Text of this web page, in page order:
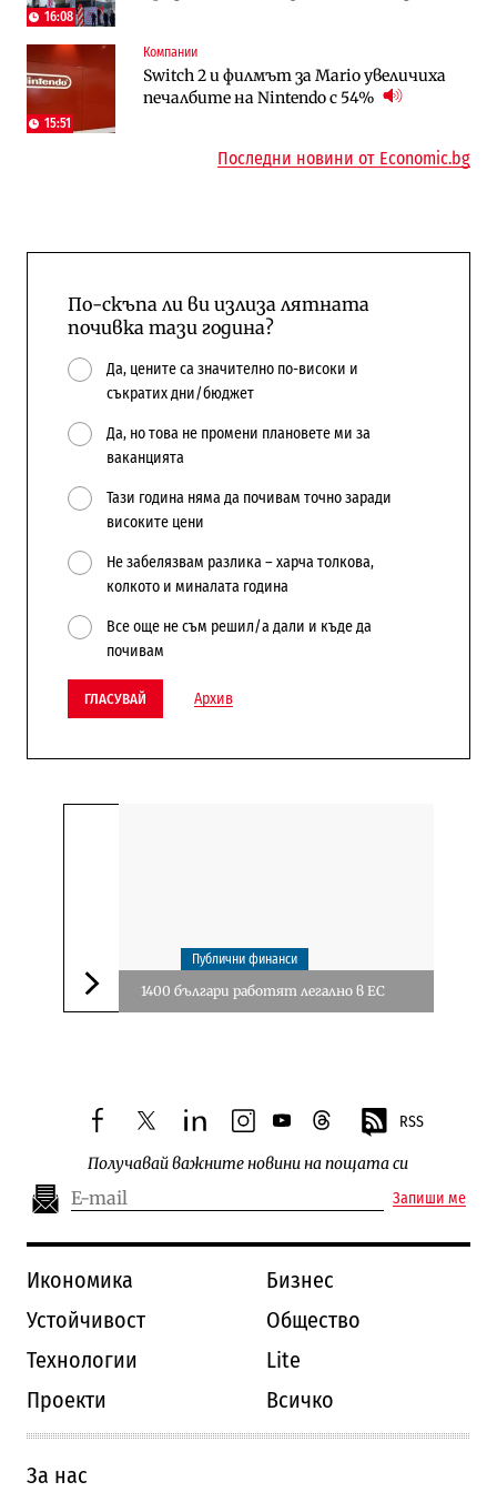
16:08
15:51
Компании
Switch 2 и филмът за Mario увеличиха
печалбите на Nintendo с 54%
Публични финанси
Общините вече зависят от
централната власт за 75% от
Отрасли
Жилищата в България поскъпват при
намаляващо население и все повече
Последни новини от Economic.bg
По-скъпа ли ви излиза лятната
почивка тази година?
Да, цените са значително по-високи и
съкратих дни/бюджет
Да, но това не промени плановете ми за
ваканцията
Тази година няма да почивам точно заради
високите цени
Не забелязвам разлика – харча толкова,
колкото и миналата година
Все още не съм решил/а дали и къде да
почивам
ГЛАСУВАЙ Архив
Следваща новина
Публични финанси
1400 българи работят легално в ЕС
facebooktwitterlinkedininstagram
youtubethreads RSS
Получавай важните новини на пощата си
Запиши ме
Икономика
Бизнес
Устойчивост
Общество
Технологии
Lite
Проекти
Всичко
За нас